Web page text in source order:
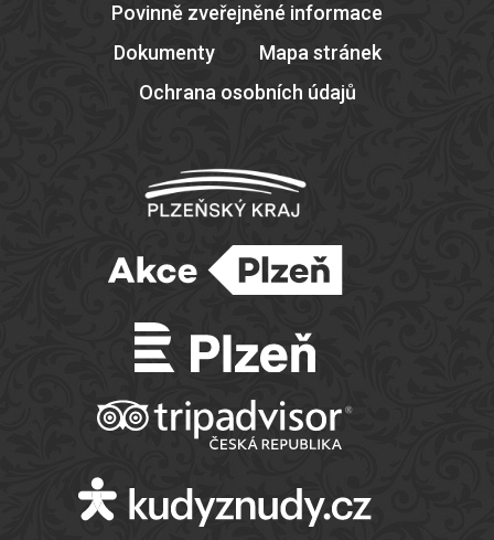
Povinně zveřejněné informace
Dokumenty
Mapa stránek
Ochrana osobních údajů